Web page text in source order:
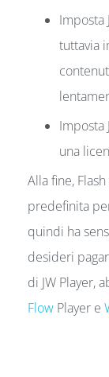
Imposta
tuttavia
Imposta
una
Alla fine,
predefinita
quindi ha
desideri
di JW Player,
Flow Player e